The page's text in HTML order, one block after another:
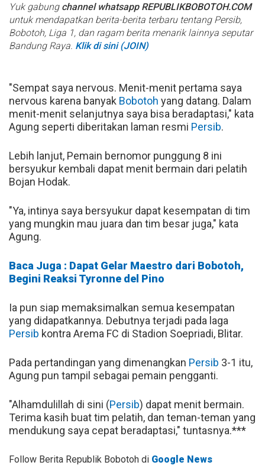
Yuk gabung channel whatsapp REPUBLIKBOBOTOH.COM
untuk mendapatkan berita-berita terbaru tentang Persib,
Bobotoh, Liga 1, dan ragam berita menarik lainnya seputar
Bandung Raya. Klik di sini (JOIN)
"Sempat saya nervous. Menit-menit pertama saya
nervous karena banyak Bobotoh yang datang. Dalam
menit-menit selanjutnya saya bisa beradaptasi," kata
Agung seperti diberitakan laman resmi Persib.
Lebih lanjut, Pemain bernomor punggung 8 ini
bersyukur kembali dapat menit bermain dari pelatih
Bojan Hodak.
"Ya, intinya saya bersyukur dapat kesempatan di tim
yang mungkin mau juara dan tim besar juga," kata
Agung.
Baca Juga : Dapat Gelar Maestro dari Bobotoh,
Begini Reaksi Tyronne del Pino
Ia pun siap memaksimalkan semua kesempatan
yang didapatkannya. Debutnya terjadi pada laga
Persib kontra Arema FC di Stadion Soepriadi, Blitar.
Pada pertandingan yang dimenangkan Persib 3-1 itu,
Agung pun tampil sebagai pemain pengganti.
"Alhamdulillah di sini (Persib) dapat menit bermain.
Terima kasih buat tim pelatih, dan teman-teman yang
mendukung saya cepat beradaptasi," tuntasnya.***
Follow Berita Republik Bobotoh di Google News